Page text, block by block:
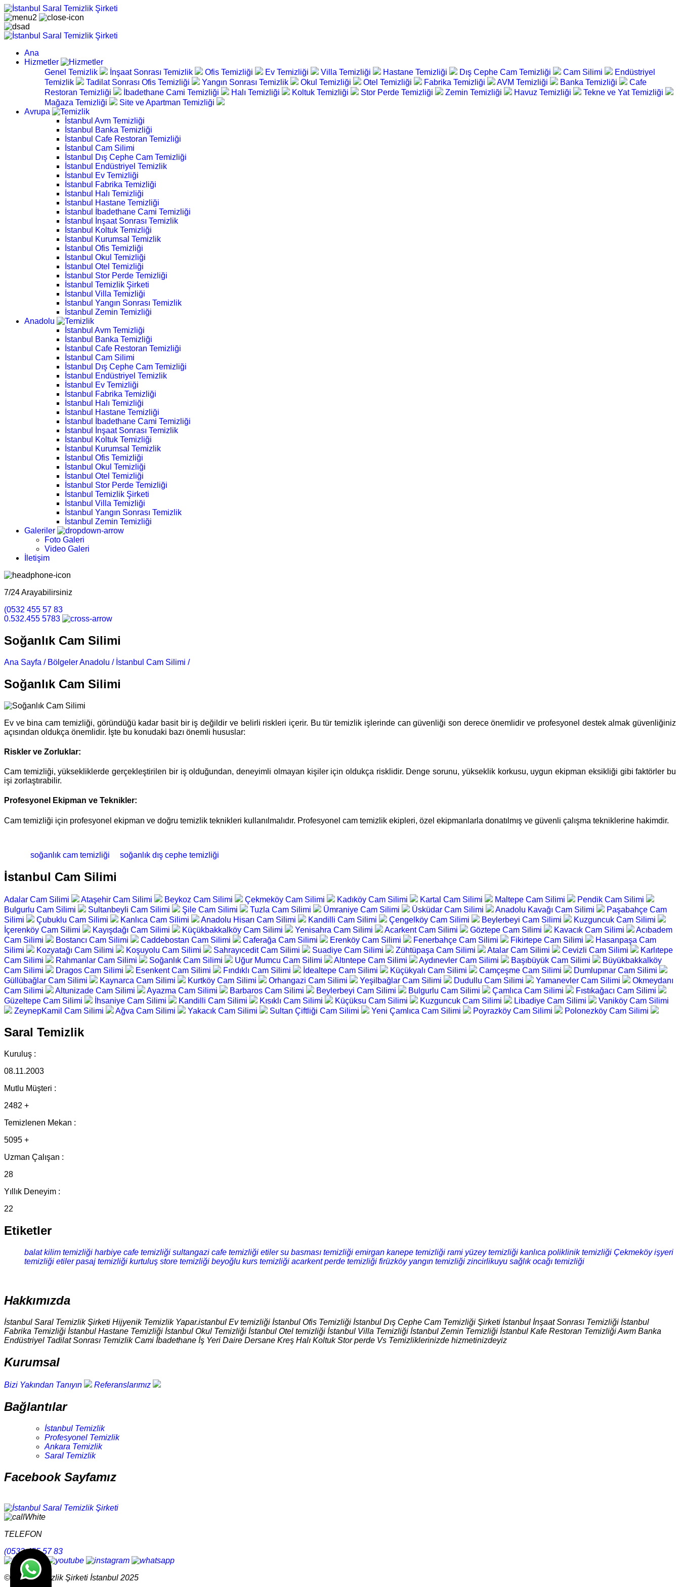
Ana
Hizmetler
Genel Temizlik
İnşaat Sonrası Temizlik Ofis Temizliği Ev Temizliği Villa Temizliği Hastane Temizliği Dış Cephe Cam Temizliği Cam Silimi
Endüstriyel
Temizlik
Tadilat Sonrası Ofis Temizliği Yangın Sonrası Temizlik Okul Temizliği Otel Temizliği Fabrika Temizliği AVM Temizliği Banka Temizliği
Cafe
Restoran Temizliği
İbadethane Cami Temizliği Halı Temizliği Koltuk Temizliği Stor Perde Temizliği Zemin Temizliği Havuz Temizliği
Tekne ve Yat Temizliği
Mağaza Temizliği
Site ve Apartman Temizliği
Avrupa
İstanbul Avm Temizliği
İstanbul Banka Temizliği
İstanbul Cafe Restoran Temizliği
İstanbul Cam Silimi
İstanbul Dış Cephe Cam Temizliği
İstanbul Endüstriyel Temizlik
İstanbul Ev Temizliği
İstanbul Fabrika Temizliği
İstanbul Halı Temizliği
İstanbul Hastane Temizliği
İstanbul İbadethane Cami Temizliği
İstanbul İnşaat Sonrası Temizlik
İstanbul Koltuk Temizliği
İstanbul Kurumsal Temizlik
İstanbul Ofis Temizliği
İstanbul Okul Temizliği
İstanbul Otel Temizliği
İstanbul Stor Perde Temizliği
İstanbul Temizlik Şirketi
İstanbul Villa Temizliği
İstanbul Yangın Sonrası Temizlik
İstanbul Zemin Temizliği
Anadolu
İstanbul Avm Temizliği
İstanbul Banka Temizliği
İstanbul Cafe Restoran Temizliği
İstanbul Cam Silimi
İstanbul Dış Cephe Cam Temizliği
İstanbul Endüstriyel Temizlik
İstanbul Ev Temizliği
İstanbul Fabrika Temizliği
İstanbul Halı Temizliği
İstanbul Hastane Temizliği
İstanbul İbadethane Cami Temizliği
İstanbul İnşaat Sonrası Temizlik
İstanbul Koltuk Temizliği
İstanbul Kurumsal Temizlik
İstanbul Ofis Temizliği
İstanbul Okul Temizliği
İstanbul Otel Temizliği
İstanbul Stor Perde Temizliği
İstanbul Temizlik Şirketi
İstanbul Villa Temizliği
İstanbul Yangın Sonrası Temizlik
İstanbul Zemin Temizliği
Galeriler
Foto Galeri
Video Galeri
İletişim
7/24 Arayabilirsiniz
(0532 455 57 83
0.532.455 5783
Soğanlık Cam Silimi
Ana Sayfa / Bölgeler Anadolu / İstanbul Cam Silimi /
Soğanlık Cam Silimi
Ev ve bina cam temizliği, göründüğü kadar basit bir iş değildir ve belirli riskleri içerir. Bu tür temizlik işlerinde can güvenliği son derece önemlidir ve profesyonel destek almak güvenliğiniz
açısından oldukça önemlidir. İşte bu konudaki bazı önemli hususlar:
Riskler ve Zorluklar:
Cam temizliği, yüksekliklerde gerçekleştirilen bir iş olduğundan, deneyimli olmayan kişiler için oldukça risklidir. Denge sorunu, yükseklik korkusu, uygun ekipman eksikliği gibi faktörler bu
işi zorlaştırabilir.
Profesyonel Ekipman ve Teknikler:
Cam temizliği için profesyonel ekipman ve doğru temizlik teknikleri kullanılmalıdır. Profesyonel cam temizlik ekipleri, özel ekipmanlarla donatılmış ve güvenli çalışma tekniklerine hakimdir.
soğanlık cam temizliği soğanlık dış cephe temizliği
İstanbul Cam Silimi
Adalar Cam Silimi Ataşehir Cam Silimi Beykoz Cam Silimi Çekmeköy Cam Silimi Kadıköy Cam Silimi Kartal Cam Silimi Maltepe Cam Silimi
Pendik Cam Silimi
Bulgurlu Cam Silimi
Sultanbeyli Cam Silimi Şile Cam Silimi Tuzla Cam Silimi Ümraniye Cam Silimi Üsküdar Cam Silimi Anadolu Kavağı Cam Silimi
Paşabahçe Cam
Silimi
Çubuklu Cam Silimi Kanlıca Cam Silimi Anadolu Hisarı Cam Silimi Kandilli Cam Silimi Çengelköy Cam Silimi Beylerbeyi Cam Silimi
Kuzguncuk Cam Silimi
İçerenköy Cam Silimi
Kayışdağı Cam Silimi Küçükbakkalköy Cam Silimi Yenisahra Cam Silimi Acarkent Cam Silimi Göztepe Cam Silimi Kavacık Cam Silimi
Acıbadem
Cam Silimi
Bostancı Cam Silimi Caddebostan Cam Silimi Caferağa Cam Silimi Erenköy Cam Silimi Fenerbahçe Cam Silimi Fikirtepe Cam Silimi
Hasanpaşa Cam
Silimi
Kozyatağı Cam Silimi Koşuyolu Cam Silimi Sahrayıcedit Cam Silimi Suadiye Cam Silimi Zühtüpaşa Cam Silimi Atalar Cam Silimi Cevizli Cam Silimi
Karlıtepe
Cam Silimi
Rahmanlar Cam Silimi Soğanlık Cam Silimi Uğur Mumcu Cam Silimi Altıntepe Cam Silimi Aydınevler Cam Silimi Başıbüyük Cam Silimi
Büyükbakkalköy
Cam Silimi
Dragos Cam Silimi Esenkent Cam Silimi Fındıklı Cam Silimi İdealtepe Cam Silimi Küçükyalı Cam Silimi Camçeşme Cam Silimi
Dumlupınar Cam Silimi
Güllübağlar Cam Silimi
Kaynarca Cam Silimi Kurtköy Cam Silimi Orhangazi Cam Silimi Yeşilbağlar Cam Silimi Dudullu Cam Silimi Yamanevler Cam Silimi
Okmeydanı
Cam Silimi
Altunizade Cam Silimi Ayazma Cam Silimi Barbaros Cam Silimi Beylerbeyi Cam Silimi Bulgurlu Cam Silimi Çamlıca Cam Silimi
Fıstıkağacı Cam Silimi
Güzeltepe Cam Silimi
İhsaniye Cam Silimi Kandilli Cam Silimi Kısıklı Cam Silimi Küçüksu Cam Silimi Kuzguncuk Cam Silimi Libadiye Cam Silimi
Vaniköy Cam Silimi
ZeynepKamil Cam Silimi
Ağva Cam Silimi Yakacık Cam Silimi Sultan Çiftliği Cam Silimi Yeni Çamlıca Cam Silimi Poyrazköy Cam Silimi Polonezköy Cam Silimi
Saral Temizlik
Kuruluş :
08.11.2003
Mutlu Müşteri :
2482 +
Temizlenen Mekan :
5095 +
Uzman Çalışan :
28
Yıllık Deneyim :
22
Etiketler
balat kilim temizliği harbiye cafe temizliği sultangazi cafe temizliği etiler su basması temizliği emirgan kanepe temizliği rami yüzey temizliği kanlıca poliklinik temizliği Çekmeköy işyeri
temizliği etiler pasaj temizliği kurtuluş store temizliği beyoğlu kurs temizliği acarkent perde temizliği firüzköy yangın temizliği zincirlikuyu sağlık ocağı temizliği
Hakkımızda
İstanbul Saral Temizlik Şirketi Hijyenik Temizlik Yapar.istanbul Ev temizliği İstanbul Ofis Temizliği İstanbul Dış Cephe Cam Temizliği Şirketi İstanbul İnşaat Sonrası Temizliği İstanbul
Fabrika Temizliği İstanbul Hastane Temizliği İstanbul Okul Temizliği İstanbul Otel temizliği İstanbul Villa Temizliği İstanbul Zemin Temizliği İstanbul Kafe Restoran Temizliği Awm Banka
Endüstriyel Tadilat Sonrası Temizlik Cami İbadethane İş Yeri Daire Dersane Kreş Halı Koltuk Stor perde Vs Temizliklerinizde hizmetinizdeyiz
Kurumsal
Bizi Yakından Tanıyın Referanslarımız
Bağlantılar
İstanbul Temizlik
Profesyonel Temizlik
Ankara Temizlik
Saral Temizlik
Facebook Sayfamız
TELEFON
(0532 455 57 83
© Saral Temizlik Şirketi İstanbul 2025